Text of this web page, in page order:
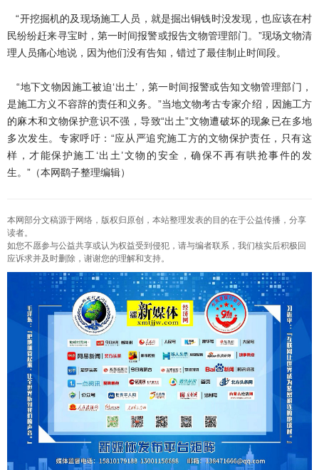
“开挖掘机的及现场施工人员，就是掘出铜钱时没发现，也应该在村
民纷纷赶来寻宝时，第一时间报警或报告文物管理部门。”现场文物清
理人员痛心地说，因为他们没有告知，错过了最佳制止时间段。
“地下文物因施工被迫‘出土’，第一时间报警或告知文物管理部门，
是施工方义不容辞的责任和义务。”当地文物考古专家介绍，因施工方
的麻木和文物保护意识不强，导致“出土”文物遭破坏的现象已在多地
多次发生。专家呼吁：“应从严追究施工方的文物保护责任，只有这
样，才能保护施工‘出土’文物的安全，确保不再有哄抢事件的发
生。”（本网鹞子整理编辑）
本网部分文稿源于网络，版权归原创，本站整理发表的目的在于公益传播，分享
读者。
如您不愿参与公益共享或认为权益受到侵犯，请与编者联系，我们核实后积极回
应诉求并及时删除，谢谢您的理解和支持。